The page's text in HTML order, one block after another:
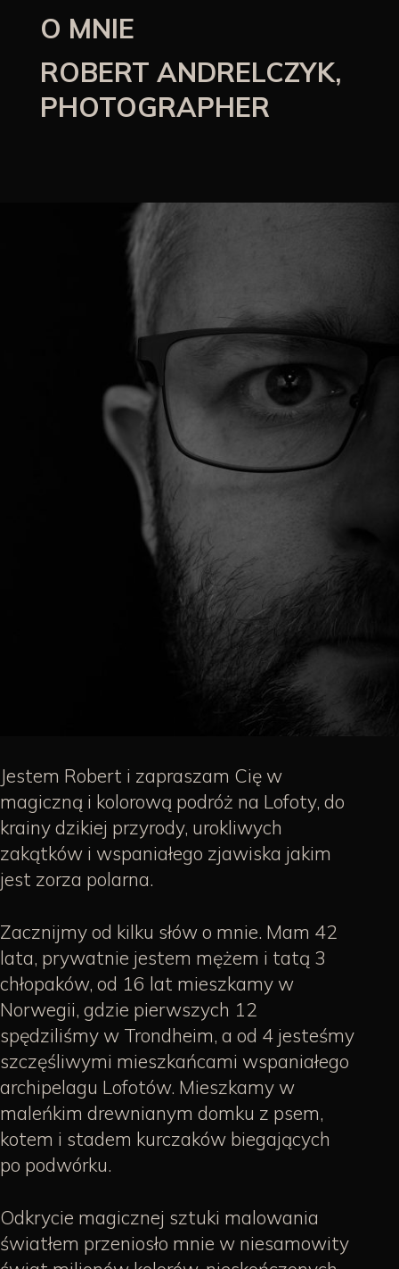
O MNIE
ROBERT ANDRELCZYK,
PHOTOGRAPHER
Jestem Robert i zapraszam Cię w
magiczną i kolorową podróż na Lofoty, do
krainy dzikiej przyrody, urokliwych
zakątków i wspaniałego zjawiska jakim
jest zorza polarna.
Zacznijmy od kilku słów o mnie. Mam 42
lata, prywatnie jestem mężem i tatą 3
chłopaków, od 16 lat mieszkamy w
Norwegii, gdzie pierwszych 12
spędziliśmy w Trondheim, a od 4 jesteśmy
szczęśliwymi mieszkańcami wspaniałego
archipelagu Lofotów. Mieszkamy w
maleńkim drewnianym domku z psem,
kotem i stadem kurczaków biegających
po podwórku.
Odkrycie magicznej sztuki malowania
światłem przeniosło mnie w niesamowity